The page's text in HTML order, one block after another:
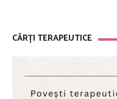
CĂRȚI TERAPEUTICE